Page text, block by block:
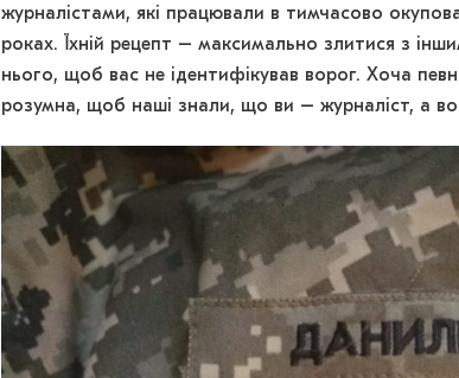
журналістами, які працювали в тимчасово
роках. Їхній рецепт – максимально злитися з
нього, щоб вас не ідентифікував ворог. Хоча
розумна, щоб наші знали, що ви – журналіст, а